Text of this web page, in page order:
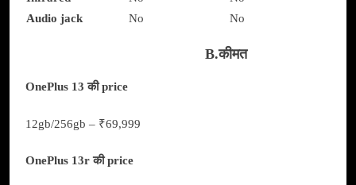
Audio jack
No No
B.कीमत
OnePlus 13 की price
12gb/256gb – ₹69,999
OnePlus 13r की price